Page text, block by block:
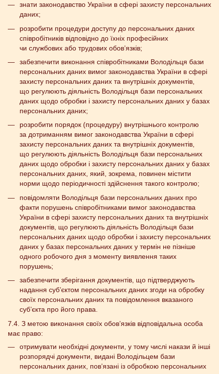
знати законодавство України в сфері захисту персональних
даних;
розробити процедури доступу до персональних даних
співробітників відповідно до їхніх професійних
чи службових або трудових обов’язків;
забезпечити виконання співробітниками Володільця бази
персональних даних вимог законодавства України в сфері
захисту персональних даних та внутрішніх документів,
що регулюють діяльність Володільця бази персональних
даних щодо обробки і захисту персональних даних у базах
персональних даних;
розробити порядок (процедуру) внутрішнього контролю
за дотриманням вимог законодавства України в сфері
захисту персональних даних та внутрішніх документів,
що регулюють діяльність Володільця бази персональних
даних щодо обробки і захисту персональних даних у базах
персональних даних, який, зокрема, повинен містити
норми щодо періодичності здійснення такого контролю;
повідомляти Володільця бази персональних даних про
факти порушень співробітниками вимог законодавства
України в сфері захисту персональних даних та внутрішніх
документів, що регулюють діяльність Володільця бази
персональних даних щодо обробки і захисту персональних
даних у базах персональних даних у термін не пізніше
одного робочого дня з моменту виявлення таких
порушень;
забезпечити зберігання документів, що підтверджують
надання суб’єктом персональних даних згоди на обробку
своїх персональних даних та повідомлення вказаного
суб’єкта про його права.
7.4. З метою виконання своїх обов’язків відповідальна особа
має право:
отримувати необхідні документи, у тому числі накази й інші
розпорядчі документи, видані Володільцем бази
персональних даних, пов’язані із обробкою персональних